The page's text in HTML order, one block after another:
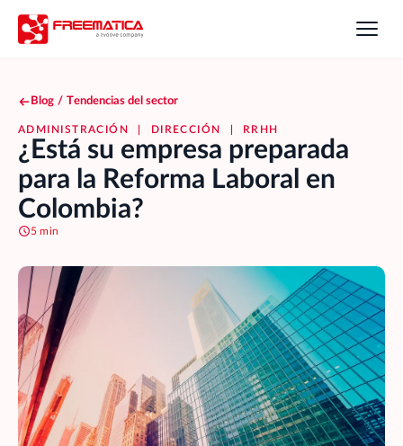
Blog / Tendencias del sector
ADMINISTRACIÓN DIRECCIÓN RRHH
¿Está su empresa preparada
para la Reforma Laboral en
Colombia?
5 min